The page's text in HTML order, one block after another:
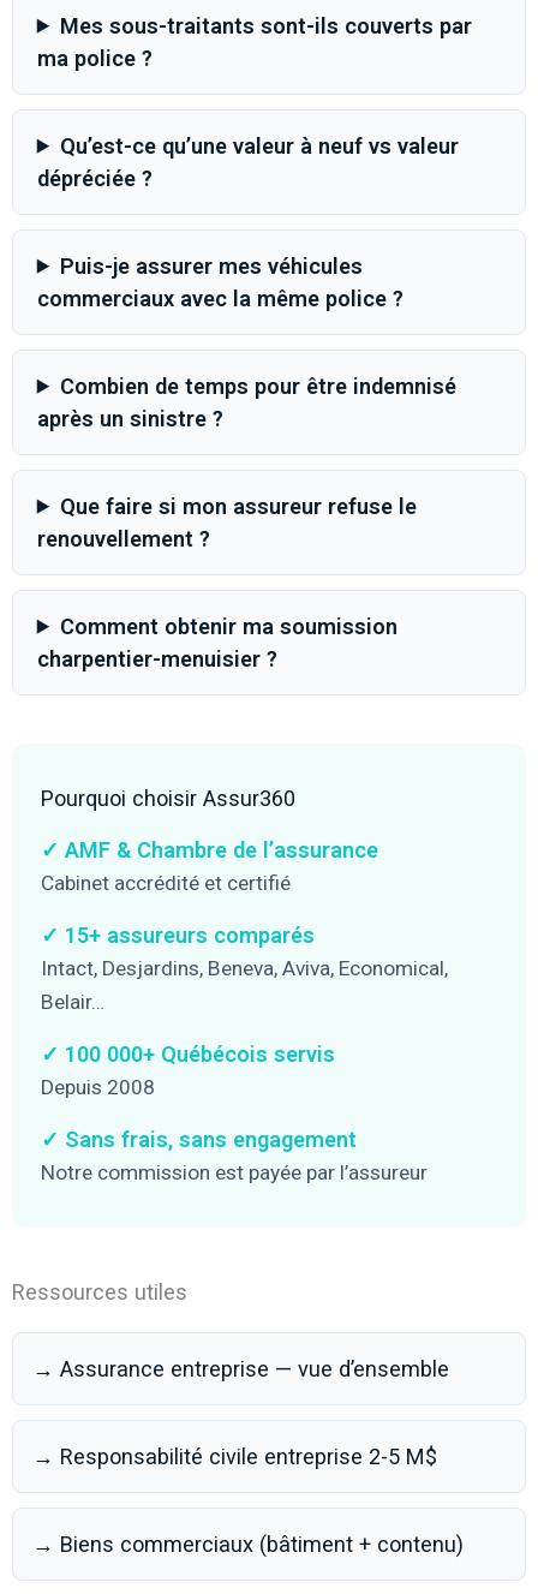
Mes sous-traitants sont-ils couverts par
ma police ?
Qu’est-ce qu’une valeur à neuf vs valeur
dépréciée ?
Puis-je assurer mes véhicules
commerciaux avec la même police ?
Combien de temps pour être indemnisé
après un sinistre ?
Que faire si mon assureur refuse le
renouvellement ?
Comment obtenir ma soumission
charpentier-menuisier ?
Pourquoi choisir Assur360
✓ AMF & Chambre de l’assurance
Cabinet accrédité et certifié
✓ 15+ assureurs comparés
Intact, Desjardins, Beneva, Aviva, Economical,
Belair…
✓ 100 000+ Québécois servis
Depuis 2008
✓ Sans frais, sans engagement
Notre commission est payée par l’assureur
Ressources utiles
→ Assurance entreprise — vue d’ensemble
→ Responsabilité civile entreprise 2-5 M$
→ Biens commerciaux (bâtiment + contenu)